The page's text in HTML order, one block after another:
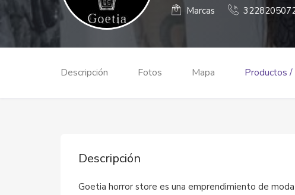
Marcas
Descripción Fotos Mapa Productos /
Descripción
Goetia horror store es una emprendimiento de